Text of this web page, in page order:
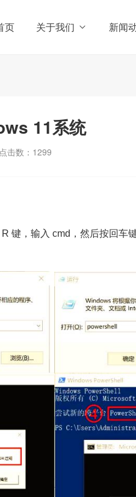
页 关于我们 新闻
11系统
点击数： 1299
键，输入 cmd，然后按回车键